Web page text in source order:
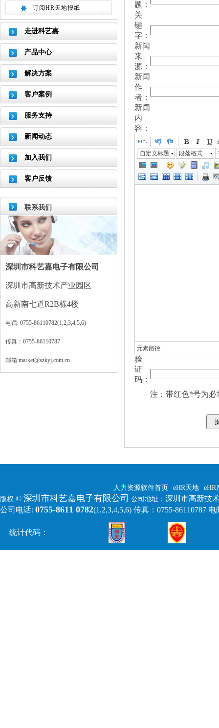
订阅HR天地报纸
走进科艺嘉
产品中心
解决方案
客户案例
服务支持
新闻动态
加入我们
客户反馈
联系我们
深圳市科艺嘉电子有限公司
深圳市高新技术产业园区
高新南七道R2B栋4楼
电话: 0755-86110782(1,2,3,4,5,6)
传真：0755-86110787
邮箱:market@szkyj.com.cn
题：
关
键
字：
新闻
来
源：
新闻
作
者：
新闻
内
容：
自定义标题 段落格式
元素路径:
验
证
码：
注：带红色*号为必
人力资源软件首页 eHR天地
版权 © 深圳市科艺嘉电子有限公司 公司地址： 深圳市高新技
公司电话: 0755-8611 0782(1,2,3,4,5,6) 传真：0755-86110787 电
统计代码：